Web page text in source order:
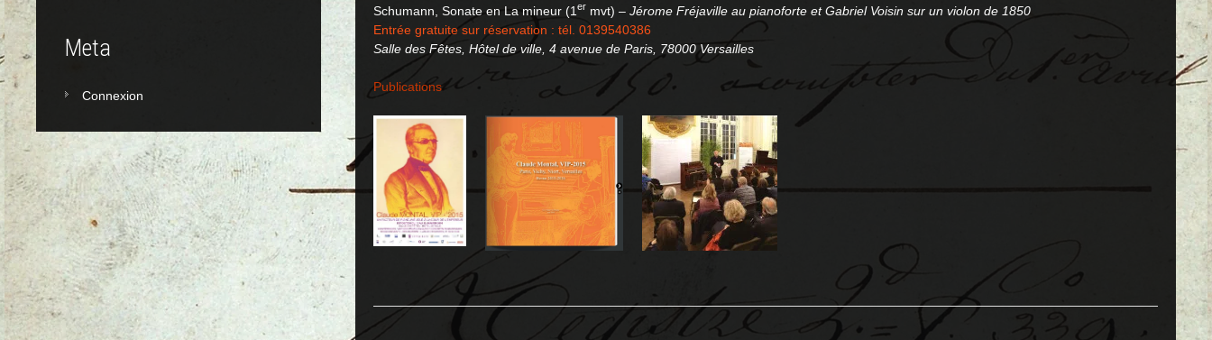
Schumann, Sonate en La mineur (1er mvt) –Jérome Fréjaville au pianoforte et Gabriel Voisin sur un violon de 1850
Entrée gratuite sur réservation : tél. 0139540386
Salle des Fêtes, Hôtel de ville, 4 avenue de Paris, 78000 Versailles
Publications
Meta
Connexion